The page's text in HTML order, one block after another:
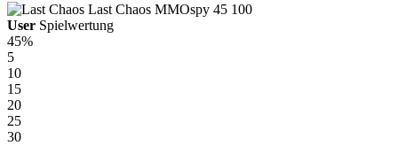
Last Chaos MMOspy 45 100
User Spielwertung
45%
5
10
15
20
25
30